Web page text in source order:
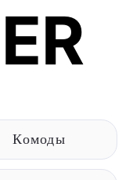
ER
Комоды